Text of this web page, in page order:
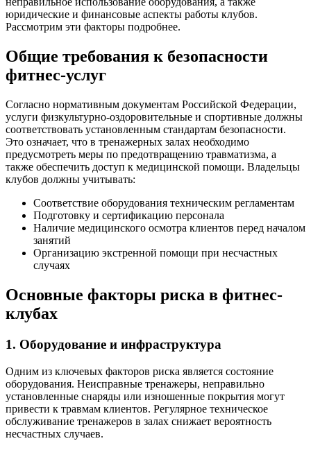
юридические и финансовые аспекты работы клубов.
Рассмотрим эти факторы подробнее.
Общие требования к безопасности
фитнес-услуг
Согласно нормативным документам Российской Федерации,
услуги физкультурно-оздоровительные и спортивные должны
соответствовать установленным стандартам безопасности.
Это означает, что в тренажерных залах необходимо
предусмотреть меры по предотвращению травматизма, а
также обеспечить доступ к медицинской помощи. Владельцы
клубов должны учитывать:
Соответствие оборудования техническим регламентам
Подготовку и сертификацию персонала
Наличие медицинского осмотра клиентов перед началом
занятий
Организацию экстренной помощи при несчастных
случаях
Основные факторы риска в фитнес-
клубах
1. Оборудование и инфраструктура
Одним из ключевых факторов риска является состояние
оборудования. Неисправные тренажеры, неправильно
установленные снаряды или изношенные покрытия могут
привести к травмам клиентов. Регулярное техническое
обслуживание тренажеров в залах снижает вероятность
несчастных случаев.